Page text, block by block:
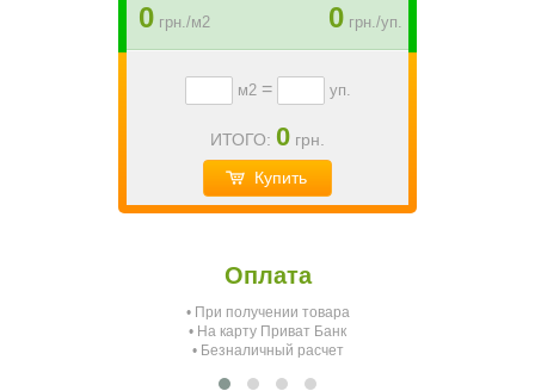
0 грн./м2 0 грн./уп.
м2= уп.
ИТОГО: 0 грн.
Купить
Оплата
• При получении товара
• На карту Приват Банк
• Безналичный расчет